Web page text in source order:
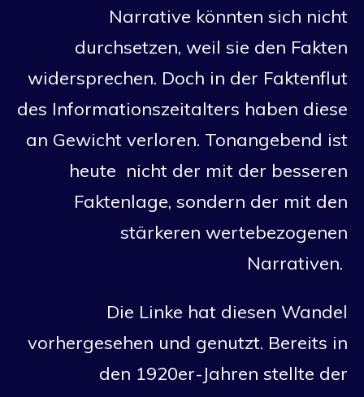
Narrative könnten sich nicht
durchsetzen, weil sie den Fakten
widersprechen. Doch in der Faktenflut
des Informationszeitalters haben diese
an Gewicht verloren. Tonangebend ist
heute nicht der mit der besseren
Faktenlage, sondern der mit den
stärkeren wertebezogenen
Narrativen.
Die Linke hat diesen Wandel
vorhergesehen und genutzt. Bereits in
den 1920er-Jahren stellte der